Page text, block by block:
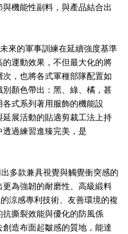
機能性副料，與產品結合出
來的軍事訓練在延續強度基準
運動效果，不但最大化的將
，也將各式軍種部隊配置如
顏色帶出：黑、綠、橘，甚
式系列著用服飾的機能設
展活動的貼適剪裁工法上持
過練習進臻完美，是
多款兼具視覺與觸覺衝突感的
為強韌的耐磨性、高級緞料
涼感專利技術、友善環境的複
撕裂效能與優化的防風係
造布面起皺感的質地，能達